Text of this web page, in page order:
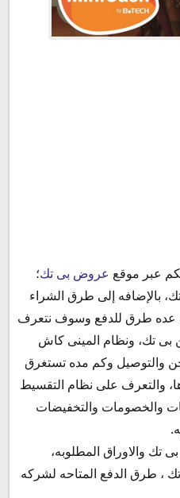
المينى كاش
كاش فى الفرع
كاش من بى تك
عبر موقع عروض بى تك؛
بالإضافه إلى طرق الشراء
عده طرق للدفع وسوف نتعرف
بى تك، ونظام المينى كاش
والتوصيل وكم مده تستغرق
والتعرف على نظام التقسيط
والخصومات والتخفيضات
تك والاوراق المطلوبه،
، طرق الدفع المتاحه لشركه